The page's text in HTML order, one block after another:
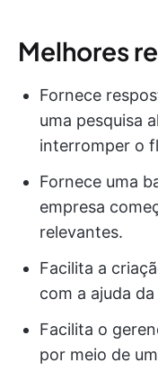
Melhores
Fornece
uma pesquisa
interromper o
Fornece uma
empresa
relevantes.
Facilita a
com a ajuda
Facilita o
por meio de